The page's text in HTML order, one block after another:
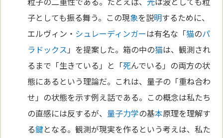
子としても振る舞う。この現象を説明するために、
エルヴィン・ シュレーディンガーは有名な「猫のパ
ラドックス 」を提案した。箱の中の猫は、観測され
るまで「生きている」と「死んでいる」の両方の状
態にあるという理論だ。これは、量子の「重ね合わ
せ」の状態を示す例え話である。この概念は私たち
の直感には反するが、 量子力学の基本原理を理解す
る鍵となる。観測が現実を作るという考えは、私た